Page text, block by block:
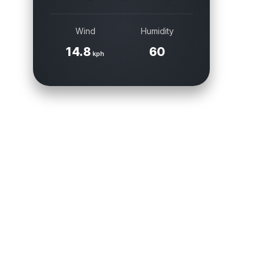
Wind
14.8 kph
Humidity
60